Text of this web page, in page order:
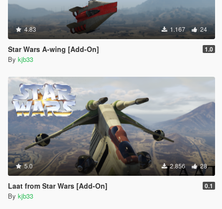
4.83 1.167 24
Star Wars A-wing [Add-On] 1.0
By kjb33
5.0 2.856 28
Laat from Star Wars [Add-On] 0.1
By kjb33